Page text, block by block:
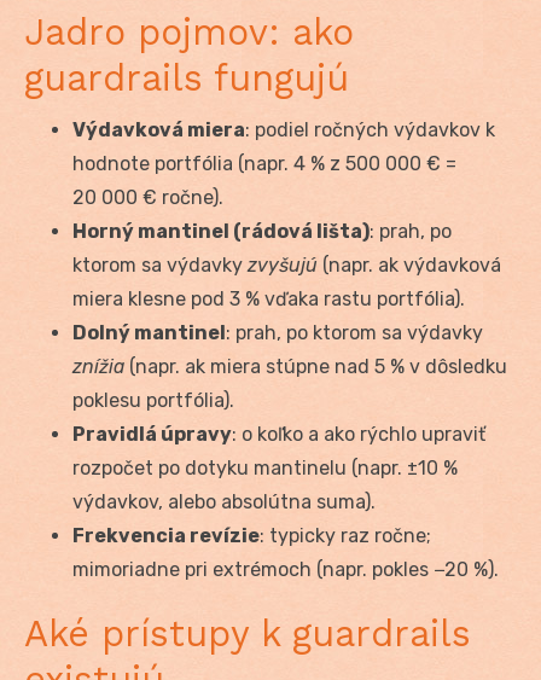
Jadro pojmov: ako
guardrails fungujú
Výdavková miera: podiel ročných výdavkov k
hodnote portfólia (napr. 4 % z 500 000 € =
20 000 € ročne).
Horný mantinel (rádová lišta): prah, po
ktorom sa výdavkyzvyšujú (napr. ak výdavková
miera klesne pod 3 % vďaka rastu portfólia).
Dolný mantinel: prah, po ktorom sa výdavky
znížia (napr. ak miera stúpne nad 5 % v dôsledku
poklesu portfólia).
Pravidlá úpravy: o koľko a ako rýchlo upraviť
rozpočet po dotyku mantinelu (napr. ±10 %
výdavkov, alebo absolútna suma).
Frekvencia revízie: typicky raz ročne;
mimoriadne pri extrémoch (napr. pokles −20 %).
Aké prístupy k guardrails